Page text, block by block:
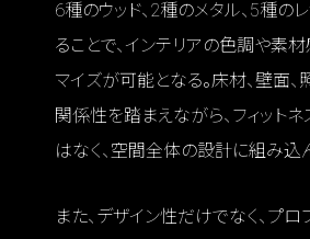
6種のウッド、2種のメタル、5種の
ることで、インテリアの色調や素
マイズが可能となる。床材、壁面
関係性を踏まえながら、フィットネ
はなく、空間全体の設計に組み込
また、デザイン性だけでなく、プロ